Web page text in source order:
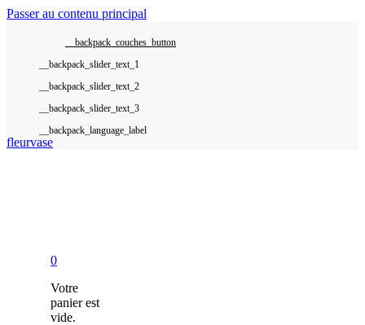
Passer au contenu principal
__backpack_couches_button
__backpack_language_label
0
Votre
panier est
vide.
fleurvase